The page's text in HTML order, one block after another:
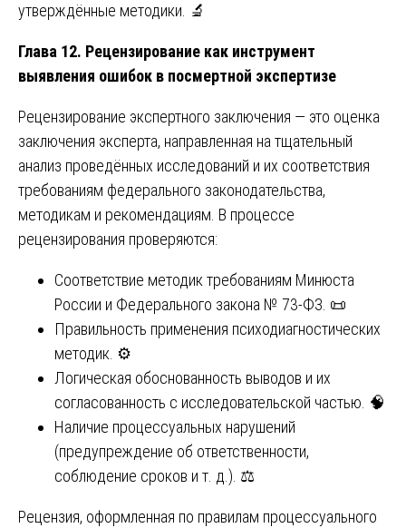
утверждённые методики. 🔬
Глава 12. Рецензирование как инструмент
выявления ошибок в посмертной экспертизе
Рецензирование экспертного заключения — это оценка
заключения эксперта, направленная на тщательный
анализ проведённых исследований и их соответствия
требованиям федерального законодательства,
методикам и рекомендациям. В процессе
рецензирования проверяются:
Соответствие методик требованиям Минюста
России и Федерального закона № 73-ФЗ. 📜
Правильность применения психодиагностических
методик. ⚙️
Логическая обоснованность выводов и их
согласованность с исследовательской частью. 🧠
Наличие процессуальных нарушений
(предупреждение об ответственности,
соблюдение сроков и т. д.). ⚖️
Рецензия, оформленная по правилам процессуального